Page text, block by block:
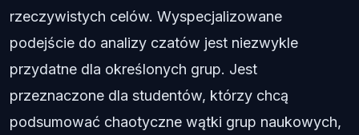
rzeczywistych celów. Wyspecjalizowane
podejście do analizy czatów jest niezwykle
przydatne dla określonych grup. Jest
przeznaczone dla studentów, którzy chcą
podsumować chaotyczne wątki grup naukowych,